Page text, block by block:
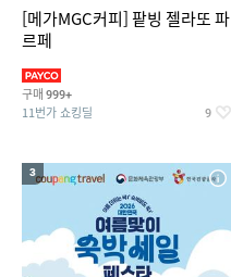
[메가MGC커피] 팥빙 젤라또 파
르페
구매 999+
11번가 쇼킹딜 9
3